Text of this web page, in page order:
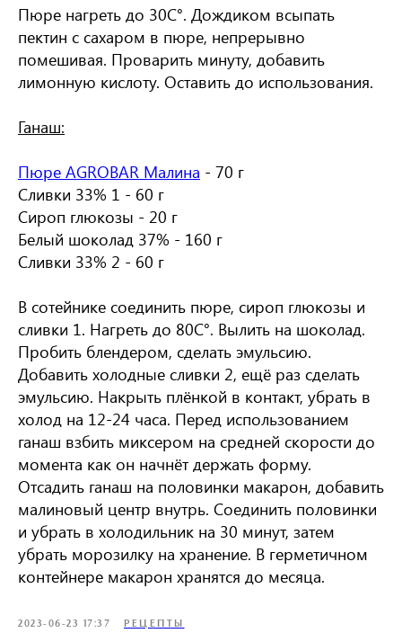
Пюре нагреть до 30С°. Дождиком всыпать
пектин с сахаром в пюре, непрерывно
помешивая. Проварить минуту, добавить
лимонную кислоту. Оставить до использования.
Ганаш:
Пюре AGROBAR Малина - 70 г
Сливки 33% 1 - 60 г
Сироп глюкозы - 20 г
Белый шоколад 37% - 160 г
Сливки 33% 2 - 60 г
В сотейнике соединить пюре, сироп глюкозы и
сливки 1. Нагреть до 80С°. Вылить на шоколад.
Пробить блендером, сделать эмульсию.
Добавить холодные сливки 2, ещё раз сделать
эмульсию. Накрыть плёнкой в контакт, убрать в
холод на 12-24 часа. Перед использованием
ганаш взбить миксером на средней скорости до
момента как он начнёт держать форму.
Отсадить ганаш на половинки макарон, добавить
малиновый центр внутрь. Соединить половинки
и убрать в холодильник на 30 минут, затем
убрать морозилку на хранение. В герметичном
контейнере макарон хранятся до месяца.
2023-06-23 17:37 РЕЦЕПТЫ